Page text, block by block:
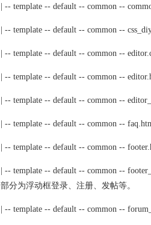
| -- template -- default -- common --
| -- template -- default -- common --
| -- template -- default -- common --
| -- template -- default -- common --
| -- template -- default -- common --
| -- template -- default -- common --
| -- template -- default -- common --
| -- template -- default -- common --
部分为浮动框登录、注册、发帖等。
| -- template -- default -- common --